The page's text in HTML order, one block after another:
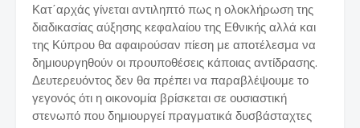
Κατ΄αρχάς γίνεται αντιληπτό πως η ολοκλήρωση της
διαδικασίας αύξησης κεφαλαίου της Εθνικής αλλά και
της Κύπρου θα αφαιρούσαν πίεση με αποτέλεσμα να
δημιουργηθούν οι προυποθέσεις κάποιας αντίδρασης.
Δευτερευόντος δεν θα πρέπει να παραβλέψουμε το
γεγονός ότι η οικονομία βρίσκεται σε ουσιαστική
στενωπό που δημιουργεί πραγματικά δυσβάσταχτες